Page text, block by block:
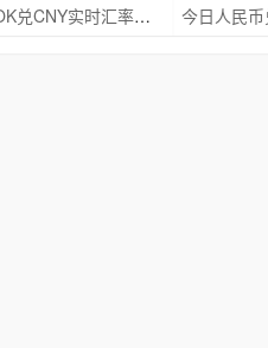
今日人民币兑挪威克朗实时汇率_NOK兑CNY实时汇率查询 2025年09月21日